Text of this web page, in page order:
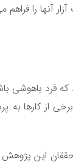
آنها را
که فرد
از کارها
این پژوهش